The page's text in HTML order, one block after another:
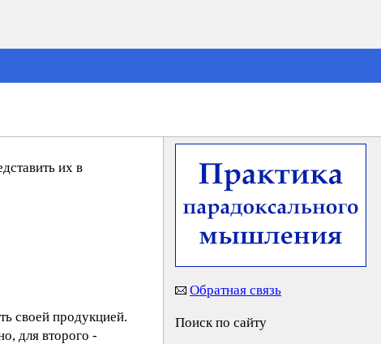
их в
своей продукцией.
для второго -
Обратная связь
Поиск по сайту